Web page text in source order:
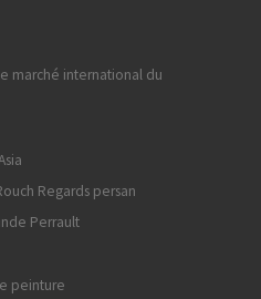
marché international du
Regards persan
Perrault
peinture